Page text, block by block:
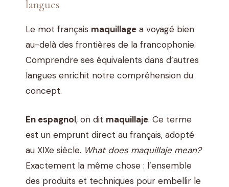
langues
Le mot français maquillage a voyagé bien
au-delà des frontières de la francophonie.
Comprendre ses équivalents dans d’autres
langues enrichit notre compréhension du
concept.
En espagnol, on dit maquillaje. Ce terme
est un emprunt direct au français, adopté
au XIXe siècle. What does maquillaje mean?
Exactement la même chose : l’ensemble
des produits et techniques pour embellir le